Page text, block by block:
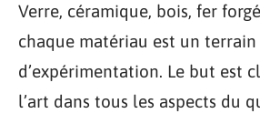
Verre, céramique, bois, fer
chaque matériau est un terrain
d’expérimentation. Le but est
l’art dans tous les aspects du